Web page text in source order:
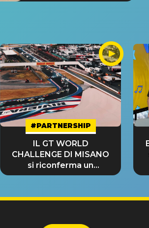
#PARTNERSHIP
IL GT WORLD
CHALLENGE DI MISANO
si riconferma un
GRANDE SUCCESSO!